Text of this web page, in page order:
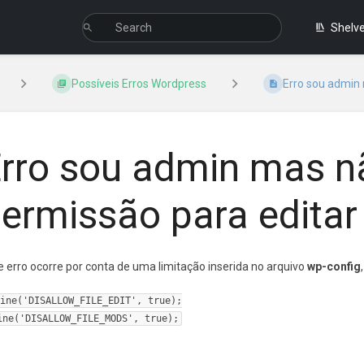
Possíveis Erros Wordpress Erro sou admin
sou admin mas
para
erro ocorre por conta de uma limitação inserida no arquivowp-config
true);
true);